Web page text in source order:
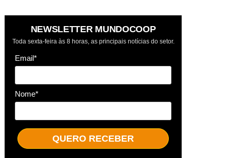
NEWSLETTER MUNDOCOOP
Toda sexta-feira às 8 horas, as principais notícias do setor.
Email*
Nome*
QUERO RECEBER